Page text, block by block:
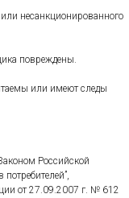
несанкционированного
повреждены.
или имеют следы
Российской
от 27.09.2007 г. № 612